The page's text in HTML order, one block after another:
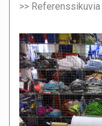
>> Referenssikuvia